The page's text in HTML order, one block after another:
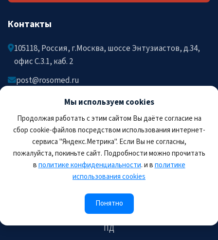
Мы используем cookies
Продолжая работать с этим сайтом Вы даёте согласие на
сбор cookie-файлов посредством использования интернет-
сервиса "Яндекс.Метрика". Если Вы не согласны,
пожалуйста, покиньте сайт. Подробности можно прочитать
вполитике конфиденциальности. и вполитике
использования cookies
Понятно
Контакты
105118, Россия, г.Москва, шоссе Энтузиастов, д.34,
офис C.3.1, каб. 2
post@rosomed.ru
+7-903-729-09-87
+7-910-880-36-92
Правила пользования сайтом
конфиденциальности
Соглашение на обработку
ПД